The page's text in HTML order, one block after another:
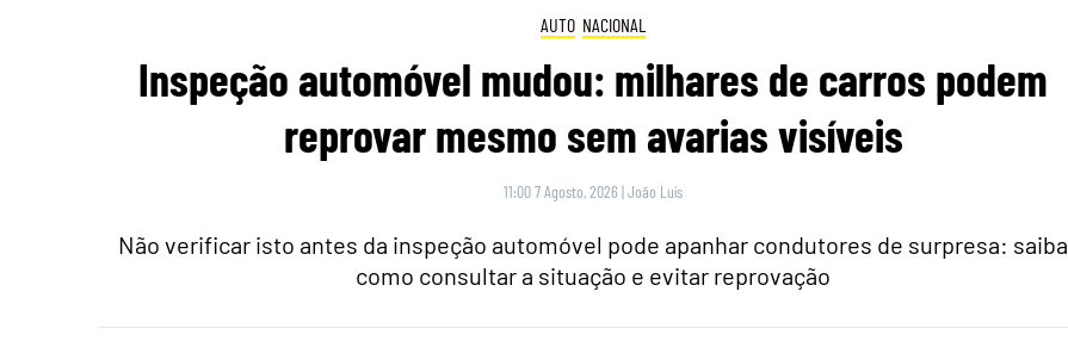
AUTO NACIONAL
Inspeção automóvel mudou: milhares de carros podem
reprovar mesmo sem avarias visíveis
11:00 7 Agosto, 2026 |João Luís
Não verificar isto antes da inspeção automóvel pode apanhar condutores de surpresa: saiba
como consultar a situação e evitar reprovação